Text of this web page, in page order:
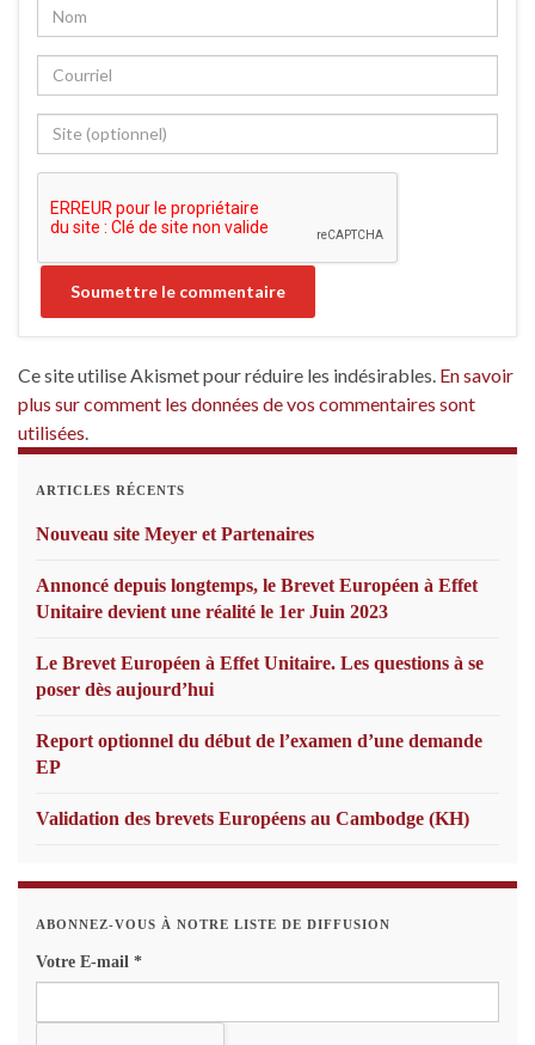
Ce site utilise Akismet pour réduire les indésirables. En savoir
plus sur comment les données de vos commentaires sont
utilisées.
ARTICLES RÉCENTS
Nouveau site Meyer et Partenaires
Annoncé depuis longtemps, le Brevet Européen à Effet
Unitaire devient une réalité le 1er Juin 2023
Le Brevet Européen à Effet Unitaire. Les questions à se
poser dès aujourd’hui
Report optionnel du début de l’examen d’une demande
EP
Validation des brevets Européens au Cambodge (KH)
ABONNEZ-VOUS À NOTRE LISTE DE DIFFUSION
Votre E-mail *